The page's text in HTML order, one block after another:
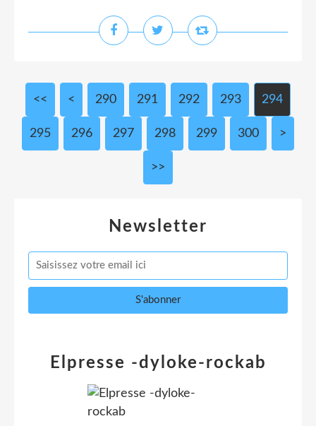
<< < 200
210
220
230
240
250
260
270
280
290 291 292 293 294
295 296 297 298 299 300 >
>>
Newsletter
Elpresse -dyloke-rockab